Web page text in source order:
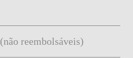
reembolsáveis)